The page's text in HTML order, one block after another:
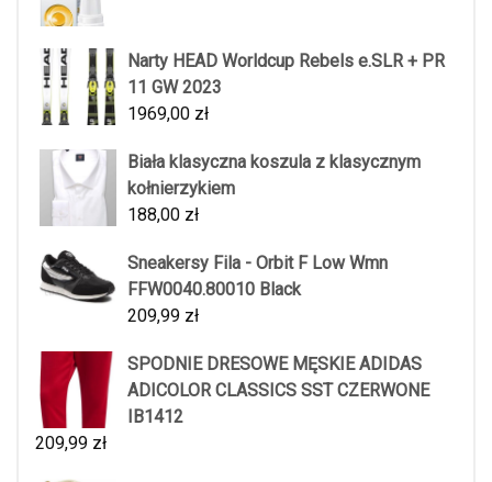
Narty HEAD Worldcup Rebels e.SLR + PR
11 GW 2023
1969,00 zł
Biała klasyczna koszula z klasycznym
kołnierzykiem
188,00 zł
Sneakersy Fila - Orbit F Low Wmn
FFW0040.80010 Black
209,99 zł
SPODNIE DRESOWE MĘSKIE ADIDAS
ADICOLOR CLASSICS SST CZERWONE
IB1412
209,99 zł